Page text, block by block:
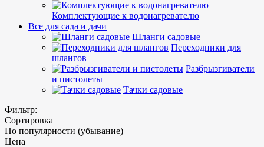
Комплектующие к водонагревателю
Все для сада и дачи
Шланги садовые
Переходники для
шлангов
Разбрызгиватели
и пистолеты
Тачки садовые
Фильтр:
Сортировка
По популярности (убывание)
Цена